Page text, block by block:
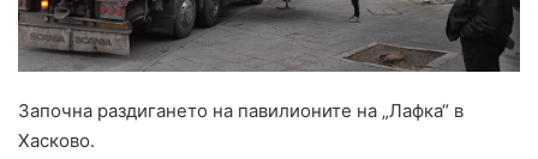
Започна раздигането на павилионите на „Лафка“ в
Хасково.